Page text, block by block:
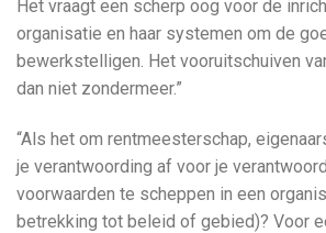
Het vraagt een scherp oog voor de
organisatie en haar systemen om de
bewerkstelligen. Het vooruitschuiven
dan niet zondermeer.”
“Als het om rentmeesterschap,
je verantwoording af voor je
voorwaarden te scheppen in een
betrekking tot beleid of gebied)? Voor